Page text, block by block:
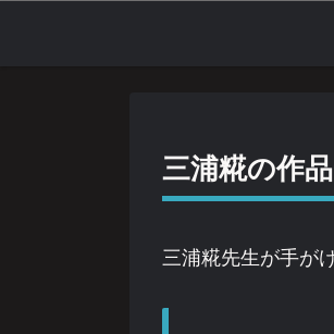
三浦糀の作
三浦糀先生が手が